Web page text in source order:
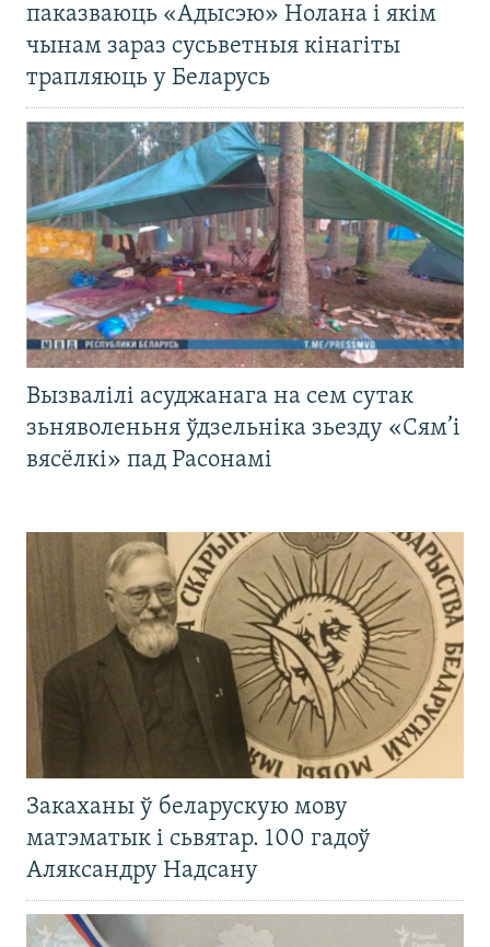
паказваюць «Адысэю» Нолана і якім
чынам зараз сусьветныя кінагіты
трапляюць у Беларусь
Вызвалілі асуджанага на сем сутак
зьняволеньня ўдзельніка зьезду «Сям’і
вясёлкі» пад Расонамі
Закаханы ў беларускую мову
матэматык і сьвятар. 100 гадоў
Аляксандру Надсану